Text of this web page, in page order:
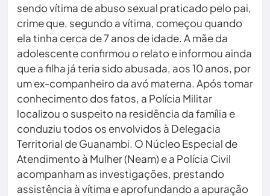
sendo vítima de abuso sexual praticado pelo pai,
crime que, segundo a vítima, começou quando
ela tinha cerca de 7 anos de idade. A mãe da
adolescente confirmou o relato e informou ainda
que a filha já teria sido abusada, aos 10 anos, por
um ex-companheiro da avó materna. Após tomar
conhecimento dos fatos, a Polícia Militar
localizou o suspeito na residência da família e
conduziu todos os envolvidos à Delegacia
Territorial de Guanambi. O Núcleo Especial de
Atendimento à Mulher (Neam) e a Polícia Civil
acompanham as investigações, prestando
assistência à vítima e aprofundando a apuração